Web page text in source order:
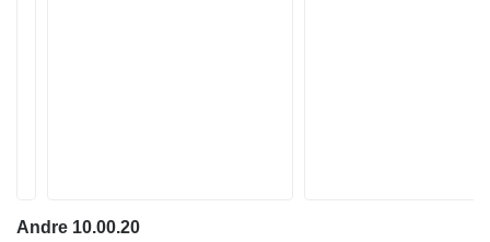
Andre 10.00.20